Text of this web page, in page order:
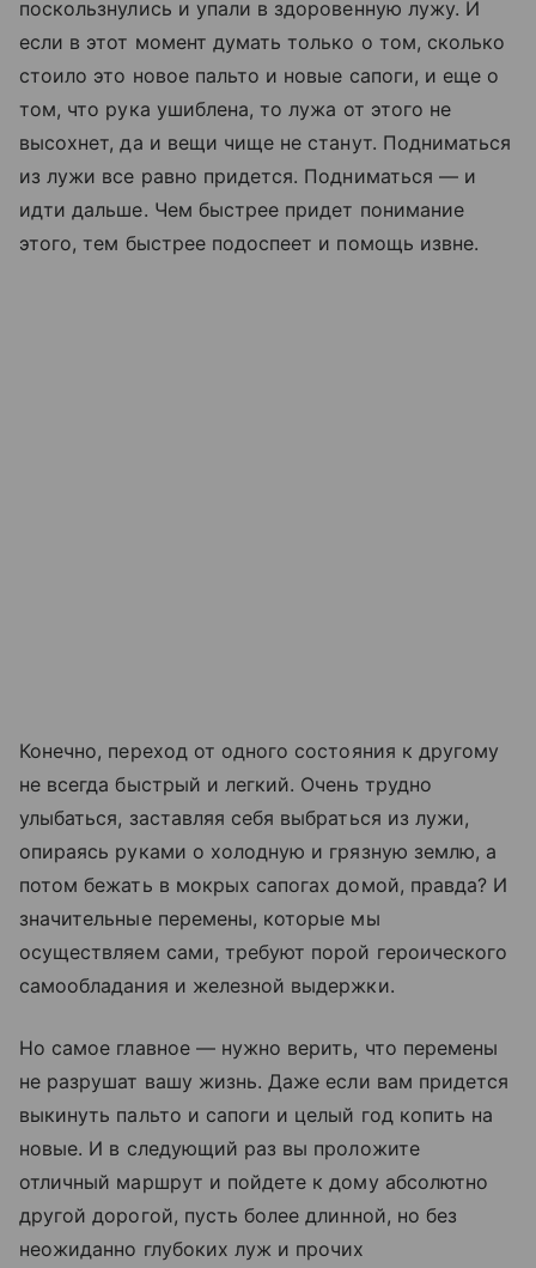
поскользнулись и упали в здоровенную лужу. И
если в этот момент думать только о том, сколько
стоило это новое пальто и новые сапоги, и еще о
том, что рука ушиблена, то лужа от этого не
высохнет, да и вещи чище не станут. Подниматься
из лужи все равно придется. Подниматься — и
идти дальше. Чем быстрее придет понимание
этого, тем быстрее подоспеет и помощь извне.
Конечно, переход от одного состояния к другому
не всегда быстрый и легкий. Очень трудно
улыбаться, заставляя себя выбраться из лужи,
опираясь руками о холодную и грязную землю, а
потом бежать в мокрых сапогах домой, правда? И
значительные перемены, которые мы
осуществляем сами, требуют порой героического
самообладания и железной выдержки.
Но самое главное — нужно верить, что перемены
не разрушат вашу жизнь. Даже если вам придется
выкинуть пальто и сапоги и целый год копить на
новые. И в следующий раз вы проложите
отличный маршрут и пойдете к дому абсолютно
другой дорогой, пусть более длинной, но без
неожиданно глубоких луж и прочих